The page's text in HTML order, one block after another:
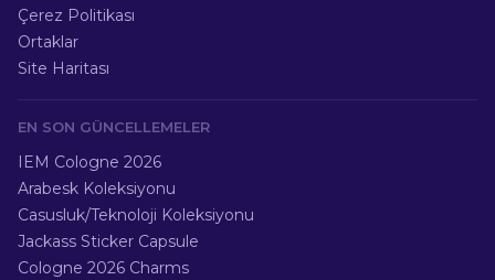
Çerez Politikası
Ortaklar
Site Haritası
EN SON GÜNCELLEMELER
IEM Cologne 2026
Arabesk Koleksiyonu
Casusluk/Teknoloji Koleksiyonu
Jackass Sticker Capsule
Cologne 2026 Charms